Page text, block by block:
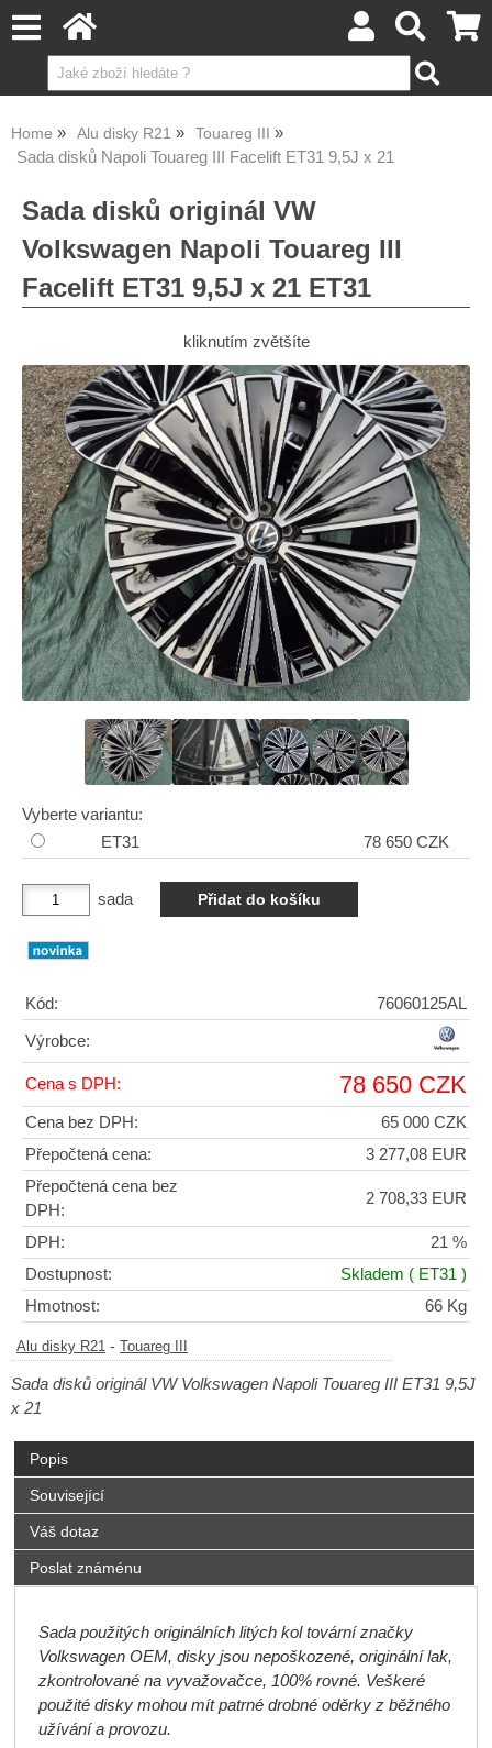
Home Alu disky R21 Touareg III
Sada disků Napoli Touareg III Facelift ET31 9,5J x 21
Sada disků originál VW
Volkswagen Napoli Touareg III
Facelift ET31 9,5J x 21 ET31
kliknutím zvětšíte
Vyberte variantu:
ET31
78 650 CZK
sada
Kód: 76060125AL
Výrobce:
Cena s DPH: 78 650 CZK
Cena bez DPH:
65 000 CZK
Přepočtená cena:
3 277,08 EUR
Přepočtená cena bez
DPH:
2 708,33 EUR
DPH:
21 %
Dostupnost:
Skladem ( ET31 )
Hmotnost:
66 Kg
Alu disky R21 - Touareg III
Sada disků originál VW Volkswagen Napoli Touareg III ET31 9,5J
x 21
Popis
Související
Váš dotaz
Poslat známénu
Sada použitých originálních litých kol tovární značky
Volkswagen OEM, disky jsou nepoškozené, originální lak,
zkontrolované na vyvažovačce, 100% rovné. Veškeré
použité disky mohou mít patrné drobné oděrky z běžného
užívání a provozu.